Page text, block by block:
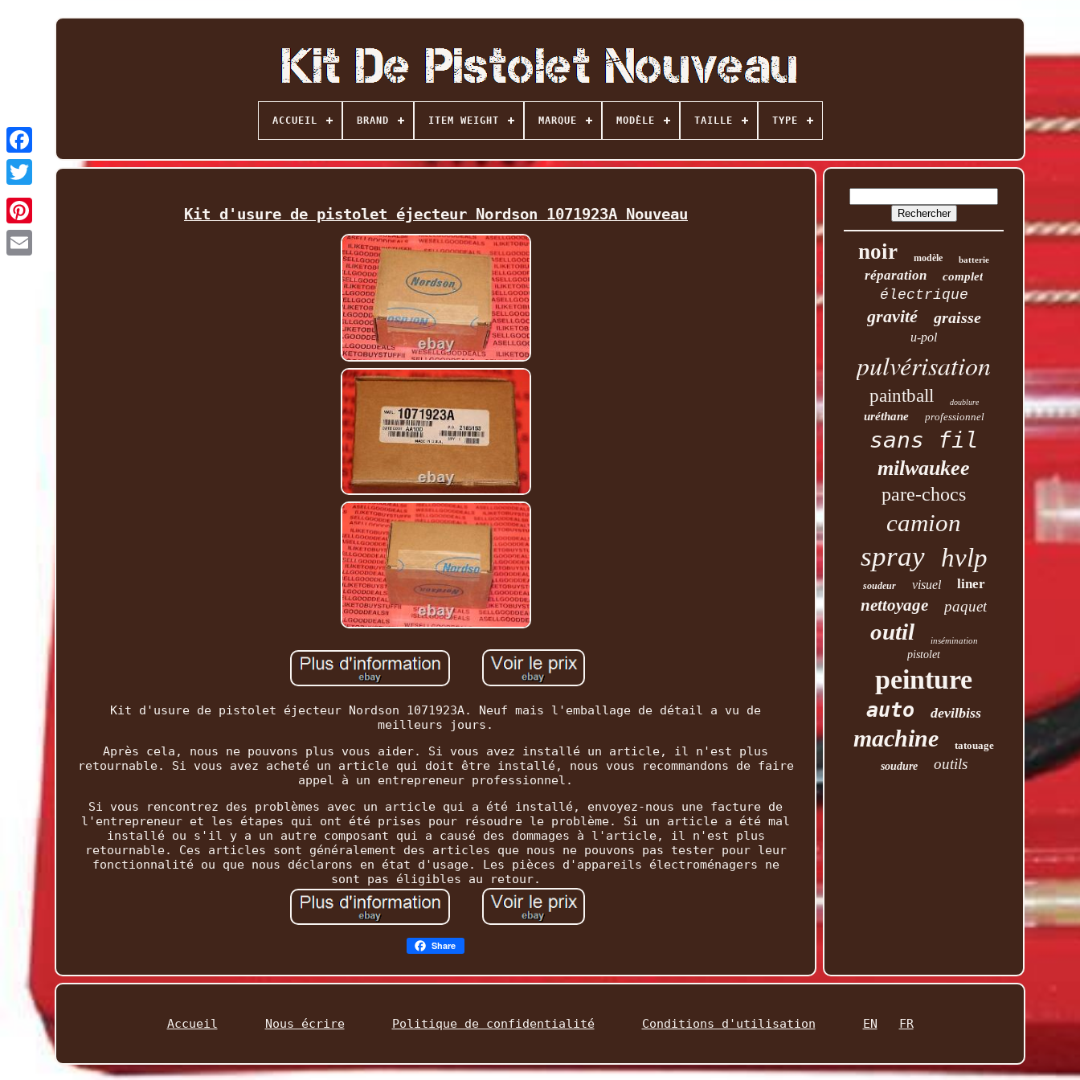
Facebook
Twitter
ACCUEIL BRAND ITEM WEIGHT MARQUE MODÈLE TAILLE TYPE
Kit d'usure de pistolet éjecteur Nordson 1071923A Nouveau
Kit d'usure de pistolet éjecteur Nordson 1071923A. Neuf mais l'emballage de détail a vu de
meilleurs jours.
Après cela, nous ne pouvons plus vous aider. Si vous avez installé un article, il n'est plus
retournable. Si vous avez acheté un article qui doit être installé, nous vous recommandons de faire
appel à un entrepreneur professionnel.
Si vous rencontrez des problèmes avec un article qui a été installé, envoyez-nous une facture de
l'entrepreneur et les étapes qui ont été prises pour résoudre le problème. Si un article a été mal
installé ou s'il y a un autre composant qui a causé des dommages à l'article, il n'est plus
retournable. Ces articles sont généralement des articles que nous ne pouvons pas tester pour leur
fonctionnalité ou que nous déclarons en état d'usage. Les pièces d'appareils électroménagers ne
sont pas éligibles au retour.
Share
noir modèle batterie
réparation complet
électrique
gravité graisse
u-pol
pulvérisation
paintball doublure
uréthane professionnel
sans fil
milwaukee
pare-chocs
camion
spray hvlp
soudeur visuel liner
nettoyage paquet
outil insémination
pistolet
peinture
auto devilbiss
machine
tatouage
soudure
outils
Accueil Nous écrire Politique de confidentialité Conditions d'utilisation EN FR